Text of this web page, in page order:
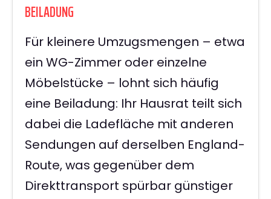
BEILADUNG
Für kleinere Umzugsmengen – etwa
ein WG-Zimmer oder einzelne
Möbelstücke – lohnt sich häufig
eine Beiladung: Ihr Hausrat teilt sich
dabei die Ladefläche mit anderen
Sendungen auf derselben England-
Route, was gegenüber dem
Direkttransport spürbar günstiger